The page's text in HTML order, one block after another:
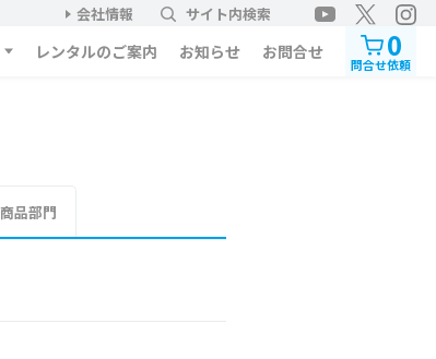
会社情報 サイト内検索
レンタルのご案内 お知らせ お問合せ 0
問合せ依頼
商品部門